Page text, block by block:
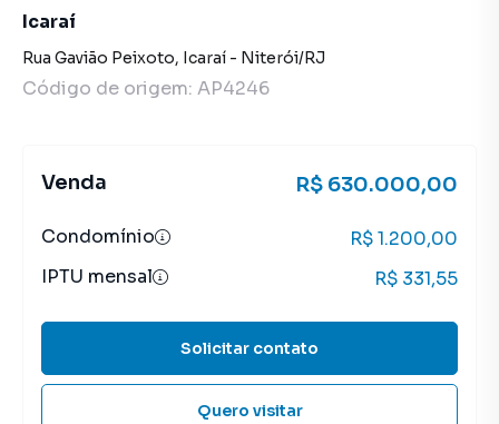
Icaraí
Rua Gavião Peixoto, Icaraí - Niterói/RJ
Código de origem: AP4246
Venda R$ 630.000,00
Condomínio
R$ 1.200,00
IPTU mensal
R$ 331,55
Solicitar contato
Quero visitar